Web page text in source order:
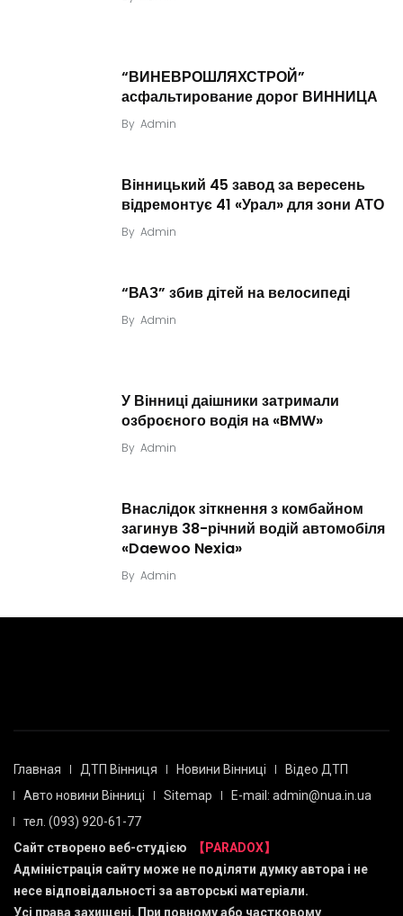
“ВИНЕВРОШЛЯХСТРОЙ”
асфальтирование дорог ВИННИЦА
By Admin
Вінницький 45 завод за вересень
відремонтує 41 «Урал» для зони АТО
By Admin
“ВАЗ” збив дітей на велосипеді
By Admin
У Вінниці даішники затримали
озброєного водія на «BMW»
By Admin
Внаслідок зіткнення з комбайном
загинув 38-річний водій автомобіля
«Daewoo Nexia»
By Admin
Главная ДТП Вінниця Новини Вінниці
Відео ДТП
Авто новини Вінниці
Sitemap
E-mail: admin@nua.in.ua
тел. (093) 920-61-77
Сайт створено веб-студією
【PARADOX】
Адміністрація сайту може не поділяти думку автора і не
несе відповідальності за авторські матеріали.
Усі права захищені. При повному або частковому